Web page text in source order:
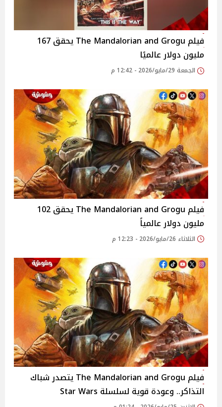
فيلم The Mandalorian and Grogu يحقق 167
مليون دولار عالميًا
الجمعة 29/مايو/2026 - 12:42 م
فيلم The Mandalorian and Grogu يحقق 102
مليون دولار عالمياً
الثلاثاء 26/مايو/2026 - 12:23 م
فيلم The Mandalorian and Grogu يتصدر شباك
التذاكر.. وعودة قوية لسلسلة Star Wars